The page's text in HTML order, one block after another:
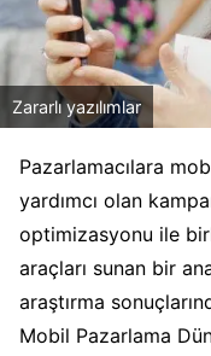
Zararlı yazılımlar
Pazarlamacılara
yardımcı olan
optimizasyonu ile
araçları sunan bir
araştırma
Mobil Pazarlama